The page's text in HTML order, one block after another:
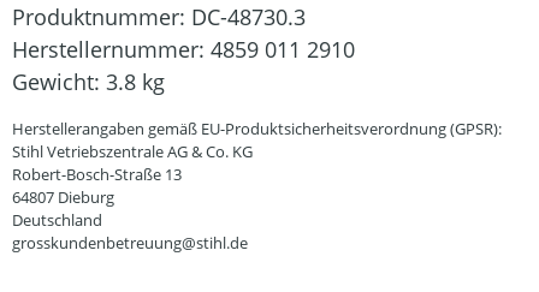
Produktnummer: DC-48730.3
Herstellernummer: 4859 011 2910
Gewicht: 3.8 kg
Herstellerangaben gemäß EU-Produktsicherheitsverordnung (GPSR):
Stihl Vetriebszentrale AG & Co. KG
Robert-Bosch-Straße 13
64807 Dieburg
Deutschland
grosskundenbetreuung@stihl.de